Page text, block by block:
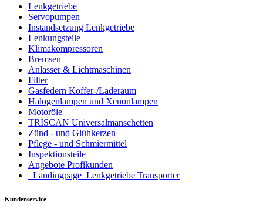
Lenkgetriebe
Servopumpen
Instandsetzung Lenkgetriebe
Lenkungsteile
Klimakompressoren
Bremsen
Anlasser & Lichtmaschinen
Filter
Gasfedern Koffer-/Laderaum
Halogenlampen und Xenonlampen
Motoröle
TRISCAN Universalmanschetten
Zünd - und Glühkerzen
Pflege - und Schmiermittel
Inspektionsteile
Angebote Profikunden
_Landingpage_Lenkgetriebe Transporter
Kundenservice